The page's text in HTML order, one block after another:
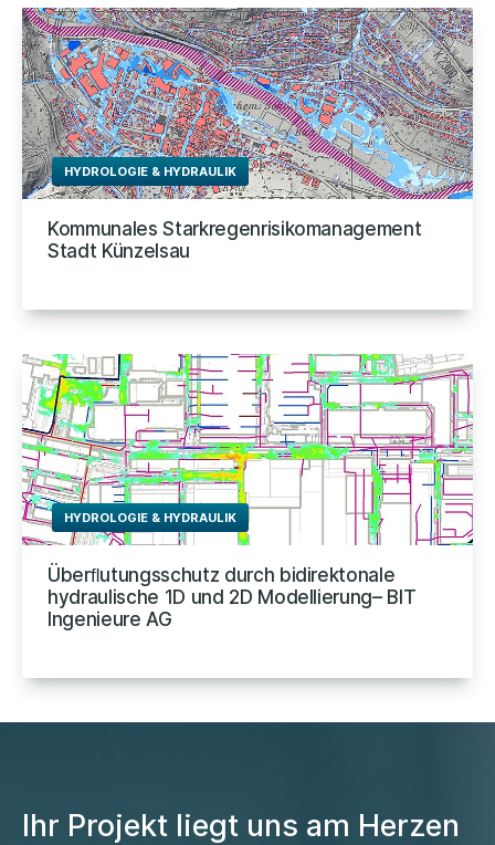
HYDROLOGIE & HYDRAULIK
Kommunales Starkregenrisikomanagement
Stadt Künzelsau
HYDROLOGIE & HYDRAULIK
Überﬂutungsschutz durch bidirektonale
hydraulische 1D und 2D Modellierung– BIT
Ingenieure AG
Ihr Projekt liegt uns am Herzen